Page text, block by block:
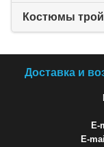
Костюмы
Доставка и
E-
E-